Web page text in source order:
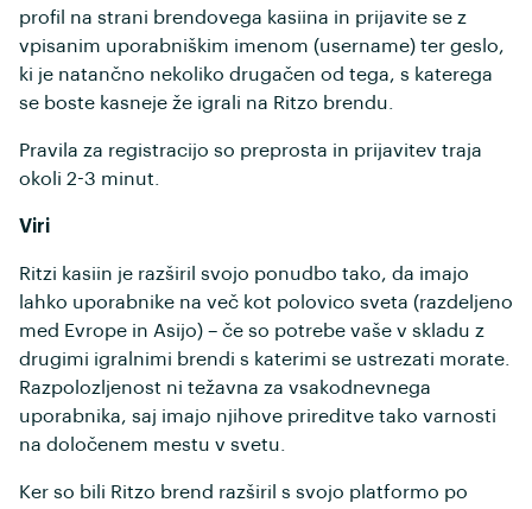
profil na strani brendovega kasiina in prijavite se z
vpisanim uporabniškim imenom (username) ter geslo,
ki je natančno nekoliko drugačen od tega, s katerega
se boste kasneje že igrali na Ritzo brendu.
Pravila za registracijo so preprosta in prijavitev traja
okoli 2-3 minut.
Viri
Ritzi kasiin je razširil svojo ponudbo tako, da imajo
lahko uporabnike na več kot polovico sveta (razdeljeno
med Evrope in Asijo) – če so potrebe vaše v skladu z
drugimi igralnimi brendi s katerimi se ustrezati morate.
Razpolozljenost ni težavna za vsakodnevnega
uporabnika, saj imajo njihove prireditve tako varnosti
na določenem mestu v svetu.
Ker so bili Ritzo brend razširil s svojo platformo po